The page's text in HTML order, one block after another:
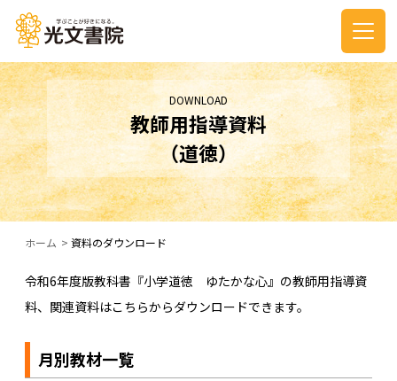
DOWNLOAD
教師用指導資料
（道徳）
ホーム 資料のダウンロード
令和6年度版教科書『小学道徳 ゆたかな心』の教師用指導資
料、関連資料はこちらからダウンロードできます。
月別教材一覧